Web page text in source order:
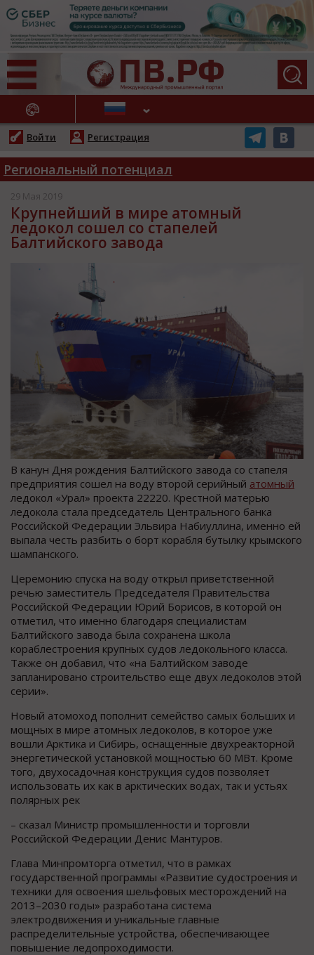
НОВОСТИ
Войти Регистрация
Региональный потенциал
29 Мая 2019
Крупнейший в мире атомный
ледокол сошел со стапелей
Балтийского завода
В канун Дня рождения Балтийского завода со стапеля
предприятия сошел на воду второй серийный атомный
ледокол «Урал» проекта 22220. Крестной матерью
ледокола стала председатель Центрального банка
Российской Федерации Эльвира Набиуллина, именно ей
выпала честь разбить о борт корабля бутылку крымского
шампанского.
Церемонию спуска на воду открыл приветственной
речью заместитель Председателя Правительства
Российской Федерации Юрий Борисов, в которой он
отметил, что именно благодаря специалистам
Балтийского завода была сохранена школа
кораблестроения крупных судов ледокольного класса.
Также он добавил, что «на Балтийском заводе
запланировано строительство еще двух ледоколов этой
серии».
Новый атомоход пополнит семейство самых больших и
мощных в мире атомных ледоколов, в которое уже
вошли Арктика и Сибирь, оснащенные двухреакторной
энергетической установкой мощностью 60 МВт. Кроме
того, двухосадочная конструкция судов позволяет
использовать их как в арктических водах, так и устьях
полярных рек
– сказал Министр промышленности и торговли
Российской Федерации Денис Мантуров.
Глава Минпромторга отметил, что в рамках
государственной программы «Развитие судостроения и
техники для освоения шельфовых месторождений на
2013–2030 годы» разработана система
электродвижения и уникальные главные
распределительные устройства, обеспечивающее
повышение ледопроходимости.